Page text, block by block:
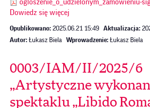
ogloszenie_o_udzielonym_zamowieniu-
Dowiedz się więcej
Opublikowano: 2025.06.21 15:49 Aktualizacja:
Autor: Łukasz Biela Wprowadzenie: Łukasz Biela
0003/IAM/II/2025/6
„Artystyczne
spektaklu „Libido